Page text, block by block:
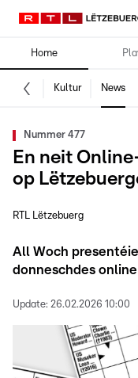
Home
Kultur News
Nummer 477
En neit
op
RTL Lëtzebuerg
All Woch
donneschdes online
Update: 26.02.2026 10:00